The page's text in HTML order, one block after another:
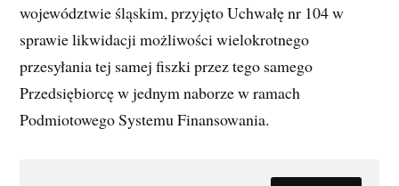
województwie śląskim, przyjęto Uchwałę nr 104 w
sprawie likwidacji możliwości wielokrotnego
przesyłania tej samej fiszki przez tego samego
Przedsiębiorcę w jednym naborze w ramach
Podmiotowego Systemu Finansowania.